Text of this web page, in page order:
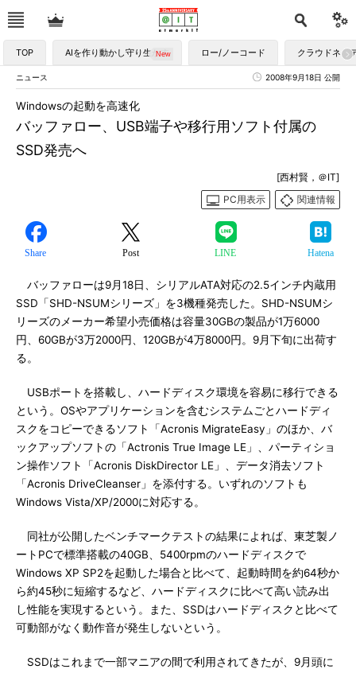
TOP AIを作り動かし守り生かす ロー/ノーコード クラウドネイ
ニュース 2008年9月18日 公開
バッファロー、USB端子や移行用ソフト付属の
SSD発売へ
Windowsの起動を高速化
[西村賢，＠IT]
PC用表示
関連情報
Share Post LINE Hatena
バッファローは9月18日、シリアルATA対応の2.5インチ内蔵用
SSD「SHD-NSUMシリーズ」を3機種発売した。SHD-NSUMシ
リーズのメーカー希望小売価格は容量30GBの製品が1万6000
円、60GBが3万2000円、120GBが4万8000円。9月下旬に出荷す
る。
USBポートを搭載し、ハードディスク環境を容易に移行できる
という。OSやアプリケーションを含むシステムごとハードディ
スクをコピーできるソフト「Acronis MigrateEasy」のほか、バ
ックアップソフトの「Actronis True Image LE」、パーティショ
ン操作ソフト「Acronis DiskDirector LE」、データ消去ソフト
「Acronis DriveCleanser」を添付する。いずれのソフトも
Windows Vista/XP/2000に対応する。
同社が公開したベンチマークテストの結果によれば、東芝製ノ
ートPCで標準搭載の40GB、5400rpmのハードディスクで
Windows XP SP2を起動した場合と比べて、起動時間を約64秒か
ら約45秒に短縮するなど、ハードディスクに比べて高い読み出
し性能を実現するという。また、SSDはハードディスクと比べて
可動部がなく動作音が発生しないという。
SSDはこれまで一部マニアの間で利用されてきたが、9月頭に